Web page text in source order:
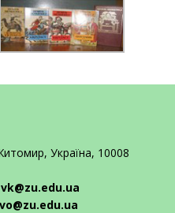
Україна, 10008
vk@zu.edu.ua
vo@zu.edu.ua